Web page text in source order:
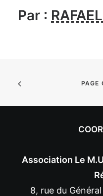
Par :
PAGE
Association Le
8, rue du